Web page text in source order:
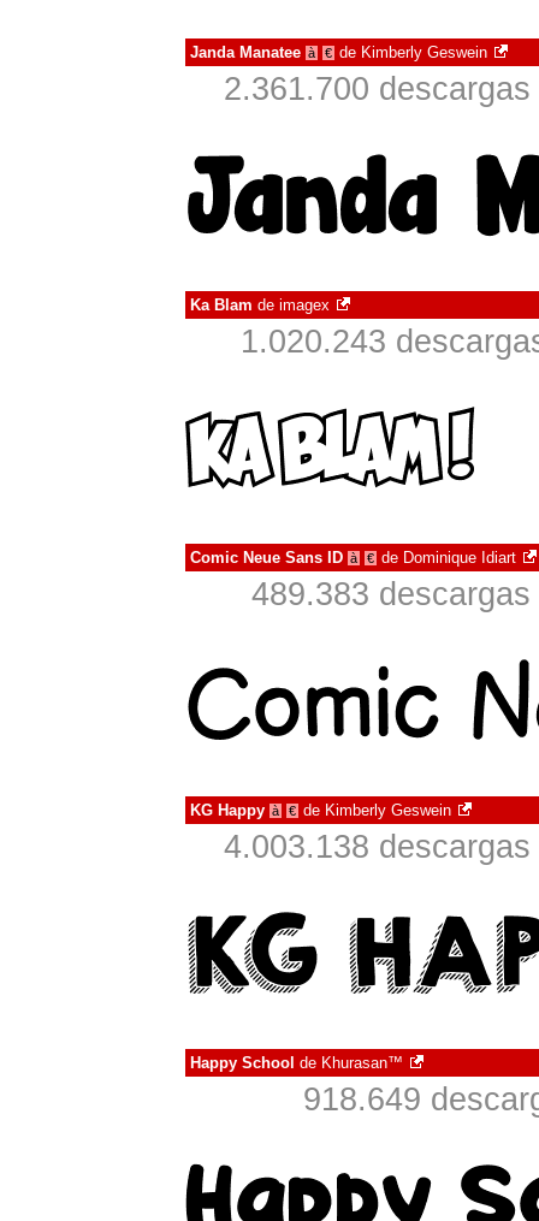
Janda Manatee à € de Kimberly Geswein
2.361.700
Ka Blam de imagex
1.020.243
Comic Neue Sans ID à € de Dominique Idiart
489.383
KG Happy à € de Kimberly Geswein
4.003.138
Happy School de Khurasan™
918.649